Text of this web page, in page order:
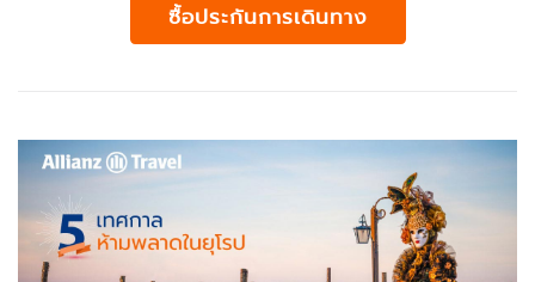
ซื้อประกันการเดินทาง